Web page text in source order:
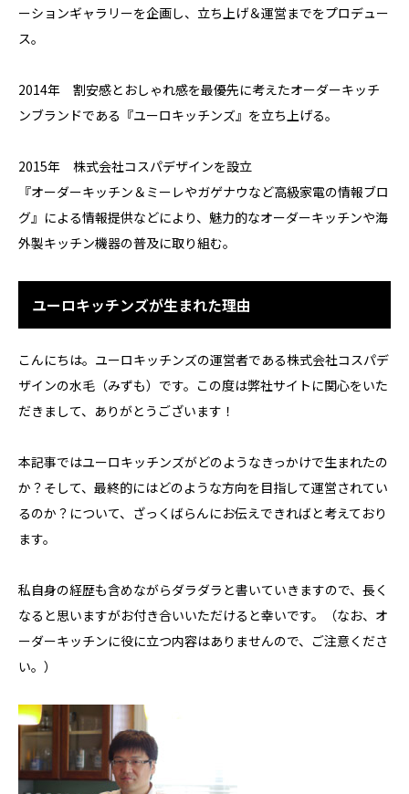
ーションギャラリーを企画し、立ち上げ＆運営までをプロデュー
ス。
2014年 割安感とおしゃれ感を最優先に考えたオーダーキッチ
ンブランドである『ユーロキッチンズ』を立ち上げる。
2015年 株式会社コスパデザインを設立
『オーダーキッチン＆ミーレやガゲナウなど高級家電の情報ブロ
グ』による情報提供などにより、魅力的なオーダーキッチンや海
外製キッチン機器の普及に取り組む。
ユーロキッチンズが生まれた理由
こんにちは。ユーロキッチンズの運営者である株式会社コスパデ
ザインの水毛（みずも）です。この度は弊社サイトに関心をいた
だきまして、ありがとうございます！
本記事ではユーロキッチンズがどのようなきっかけで生まれたの
か？そして、最終的にはどのような方向を目指して運営されてい
るのか？について、ざっくばらんにお伝えできればと考えており
ます。
私自身の経歴も含めながらダラダラと書いていきますので、長く
なると思いますがお付き合いいただけると幸いです。（なお、オ
ーダーキッチンに役に立つ内容はありませんので、ご注意くださ
い。）